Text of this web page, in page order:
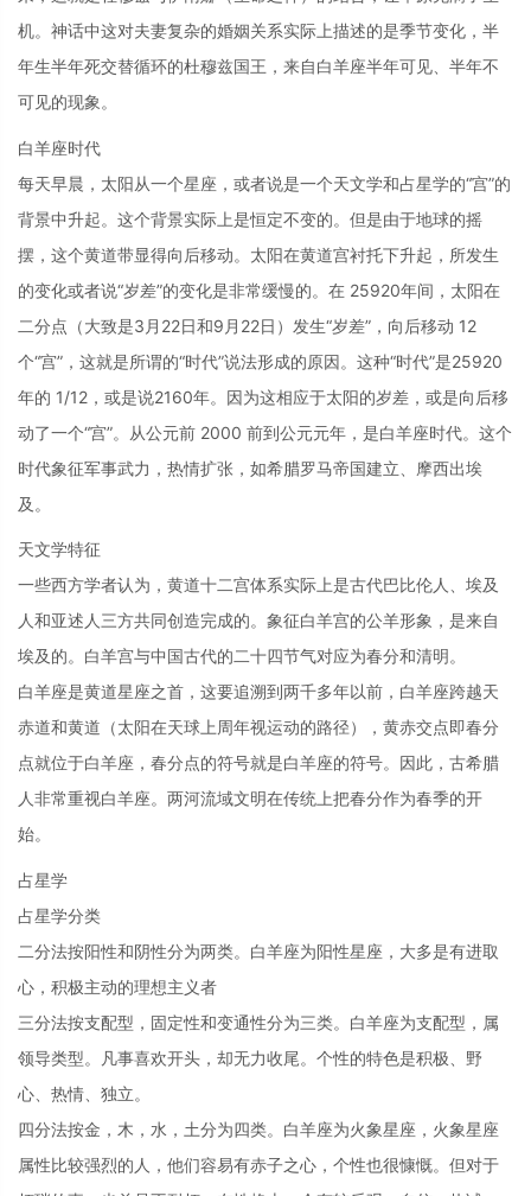
机。神话中这对夫妻复杂的婚姻关系实际上描述的是季节变化，半
年生半年死交替循环的杜穆兹国王，来自白羊座半年可见、半年不
可见的现象。
白羊座时代
每天早晨，太阳从一个星座，或者说是一个天文学和占星学的“宫”的
背景中升起。这个背景实际上是恒定不变的。但是由于地球的摇
摆，这个黄道带显得向后移动。太阳在黄道宫衬托下升起，所发生
的变化或者说“岁差”的变化是非常缓慢的。在 25920年间，太阳在
二分点（大致是3月22日和9月22日）发生“岁差”，向后移动 12
个“宫”，这就是所谓的“时代”说法形成的原因。这种“时代”是25920
年的 1/12，或是说2160年。因为这相应于太阳的岁差，或是向后移
动了一个“宫”。从公元前 2000 前到公元元年，是白羊座时代。这个
时代象征军事武力，热情扩张，如希腊罗马帝国建立、摩西出埃
及。
天文学特征
一些西方学者认为，黄道十二宫体系实际上是古代巴比伦人、埃及
人和亚述人三方共同创造完成的。象征白羊宫的公羊形象，是来自
埃及的。白羊宫与中国古代的二十四节气对应为春分和清明。
白羊座是黄道星座之首，这要追溯到两千多年以前，白羊座跨越天
赤道和黄道（太阳在天球上周年视运动的路径），黄赤交点即春分
点就位于白羊座，春分点的符号就是白羊座的符号。因此，古希腊
人非常重视白羊座。两河流域文明在传统上把春分作为春季的开
始。
占星学
占星学分类
二分法按阳性和阴性分为两类。白羊座为阳性星座，大多是有进取
心，积极主动的理想主义者
三分法按支配型，固定性和变通性分为三类。白羊座为支配型，属
领导类型。凡事喜欢开头，却无力收尾。个性的特色是积极、野
心、热情、独立。
四分法按金，木，水，土分为四类。白羊座为火象星座，火象星座
属性比较强烈的人，他们容易有赤子之心，个性也很慷慨。但对于